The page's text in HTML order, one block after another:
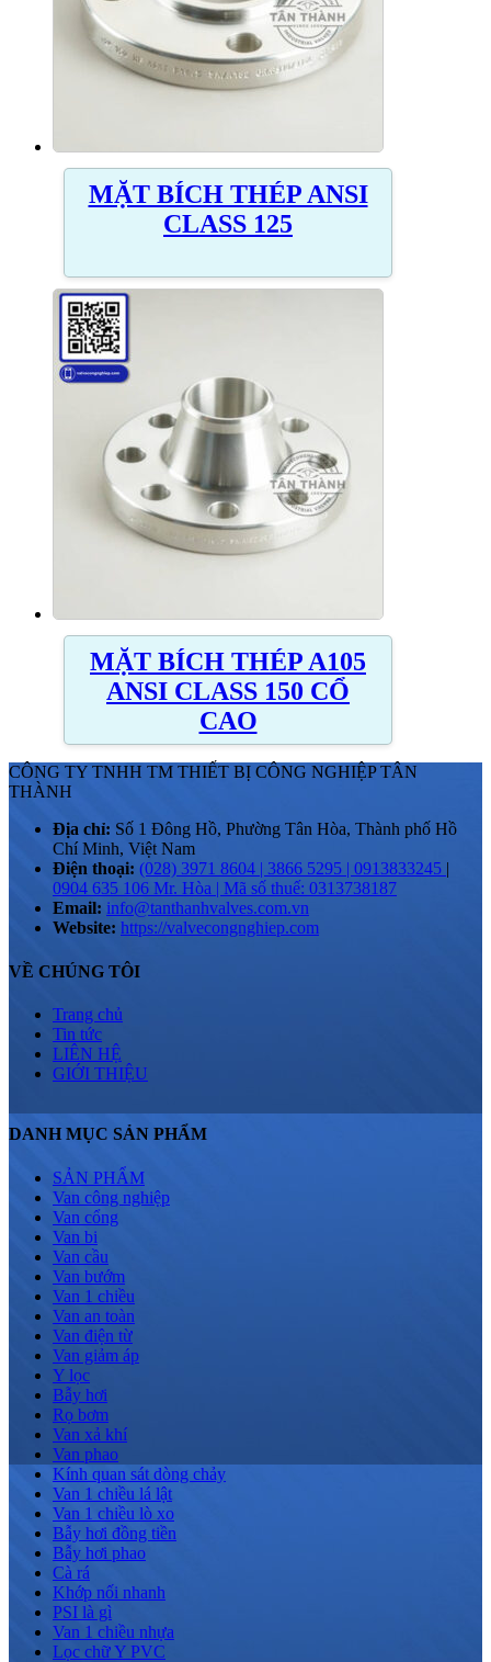
MẶT BÍCH THÉP ANSI
CLASS 125
MẶT BÍCH THÉP A105
ANSI CLASS 150 CỔ
CAO
CÔNG TY TNHH TM THIẾT BỊ CÔNG NGHIỆP TÂN
THÀNH
Địa chỉ: Số 1 Đông Hồ, Phường Tân Hòa, Thành phố Hồ
Chí Minh, Việt Nam
Điện thoại: (028) 3971 8604 | 3866 5295 | 0913833245
0904 635 106 Mr. Hòa | Mã số thuế: 0313738187
Email: info@tanthanhvalves.com.vn
Website: https://valvecongnghiep.com
VỀ CHÚNG TÔI
Trang chủ
Tin tức
LIÊN HỆ
GIỚI THIỆU
DANH MỤC SẢN PHẨM
SẢN PHẨM
Van công nghiệp
Van cổng
Van bi
Van cầu
Van bướm
Van 1 chiều
Van an toàn
Van điện từ
Van giảm áp
Y lọc
Bẫy hơi
Rọ bơm
Van xả khí
Van phao
Kính quan sát dòng chảy
Van 1 chiều lá lật
Van 1 chiều lò xo
Bẫy hơi đồng tiền
Bẫy hơi phao
Cà rá
Khớp nối nhanh
PSI là gì
Van 1 chiều nhựa
Lọc chữ Y PVC